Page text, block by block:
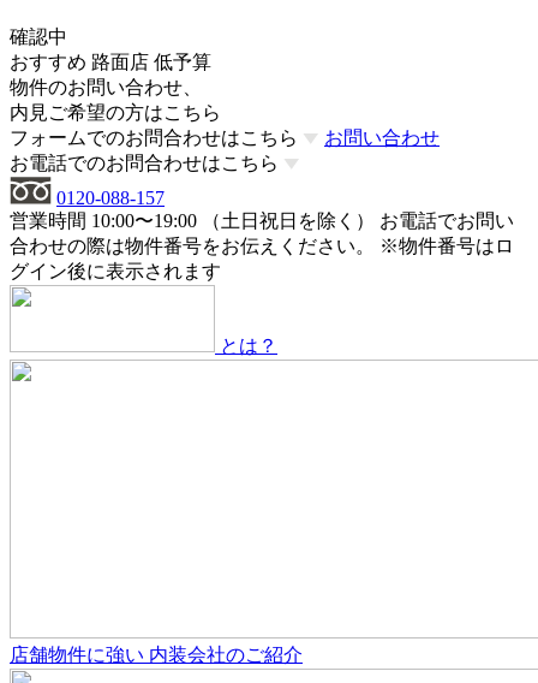
確認中
おすすめ 路面店 低予算
物件のお問い合わせ、
内見ご希望の方はこちら
フォームでのお問合わせはこちら
お問い合わせ
お電話でのお問合わせはこちら
0120-088-157
営業時間 10:00〜19:00 （土日祝日を除く）
お電話でお問い
合わせの際は物件番号をお伝えください。
※物件番号はロ
グイン後に表示されます
とは？
店舗物件に強い 内装会社のご紹介